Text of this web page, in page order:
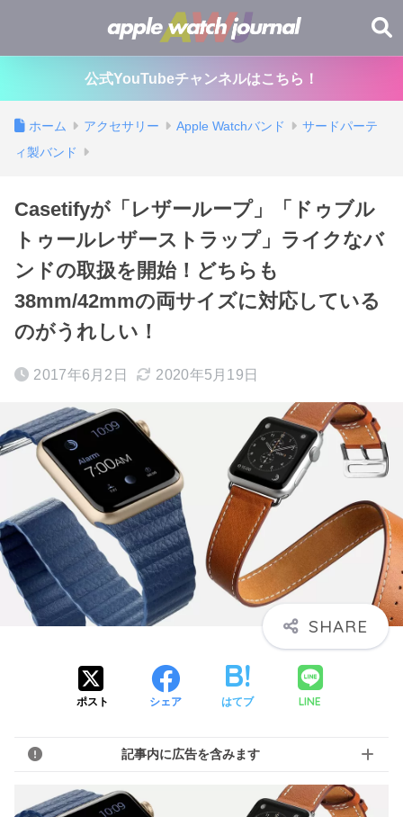
公式YouTubeチャンネルはこちら！
ホーム アクセサリー Apple Watchバンド
サードパーテ
ィ製バンド
Casetifyが「レザーループ」「ドゥブル
トゥールレザーストラップ」ライクなバ
ンドの取扱を開始！どちらも
38mm/42mmの両サイズに対応している
のがうれしい！
2017年6月2日 2020年5月19日
ポスト シェア はてブ LINE
記事内に広告を含みます